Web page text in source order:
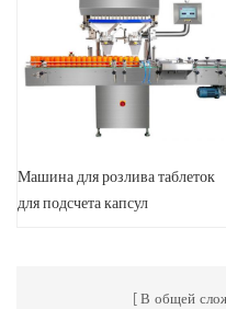
Машина для розлива таблеток
для подсчета капсул
В общей